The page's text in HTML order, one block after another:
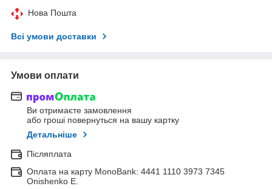
Нова Пошта
Всі умови доставки
Умови оплати
Ви отримаєте замовлення
або гроші повернуться на вашу картку
Детальніше
Післяплата
Оплата на карту MonoBank: 4441 1110 3973 7345
Onishenko E.